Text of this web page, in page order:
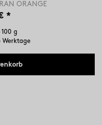
ORANGE
*
g
Werktage